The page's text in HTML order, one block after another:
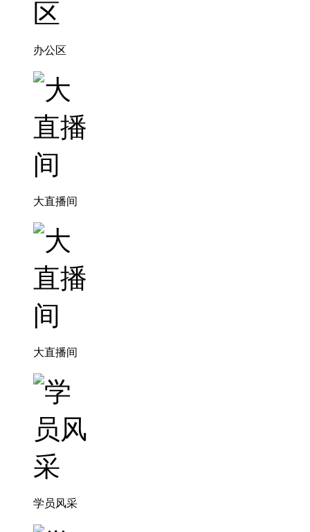
办公区
大直播间
大直播间
学员风采